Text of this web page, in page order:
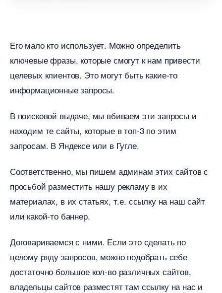
Его мало кто использует. Можно определить
ключевые фразы, которые смогут к нам привести
целевых клиентов. Это могут быть какие-то
информационные запросы.
поисковой выдаче, мы вбиваем эти запросы и
находим те сайты, которые в топ-3 по этим
запросам. В Яндексе или в Гугле.
Соответственно, мы пишем админам этих сайтов с
просьбой разместить нашу рекламу в их
материалах, в их статьях, т.е. ссылку на наш сайт
или какой-то баннер.
Договариваемся с ними. Если это сделать по
целому ряду запросов, можно подобрать себе
достаточно большое кол-во различных сайтов,
ладельцы сайтов разместят там ссылку на нас и